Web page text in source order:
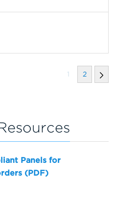
1 2
Panels for
(PDF)